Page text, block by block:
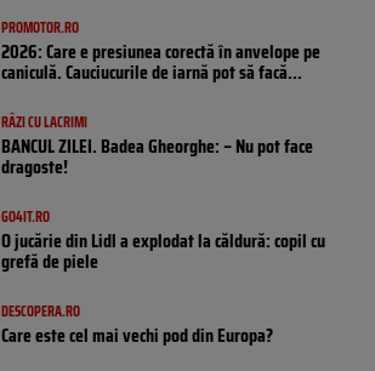
PROMOTOR.RO
2026: Care e presiunea corectă în anvelope pe
caniculă. Cauciucurile de iarnă pot să facă...
RÂZI CU LACRIMI
BANCUL ZILEI. Badea Gheorghe: – Nu pot face
dragoste!
GO4IT.RO
O jucărie din Lidl a explodat la căldură: copil cu
grefă de piele
DESCOPERA.RO
Care este cel mai vechi pod din Europa?